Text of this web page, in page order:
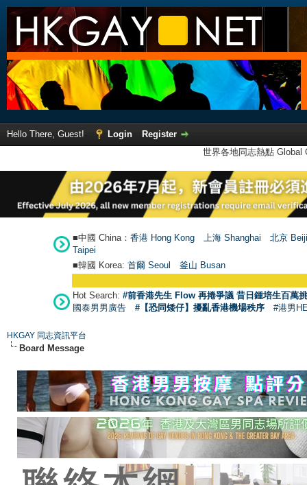
Hello There, Guest! Login
Register
世界各地同志熱點
■中國 China： 香港 Hong Kong 上海 Shanghai
北京
Taipei
■韓國 Korea: 首爾 Seoul 釜山 Busan
Hot Search: #前香港先生 Flow 再捲爭議 昔日鍾培生百萬
國泰男男廣告
#【恐同矮仔】擾亂香港機場秩序 #港男
HKGAY 同志資訊平台
Board Message